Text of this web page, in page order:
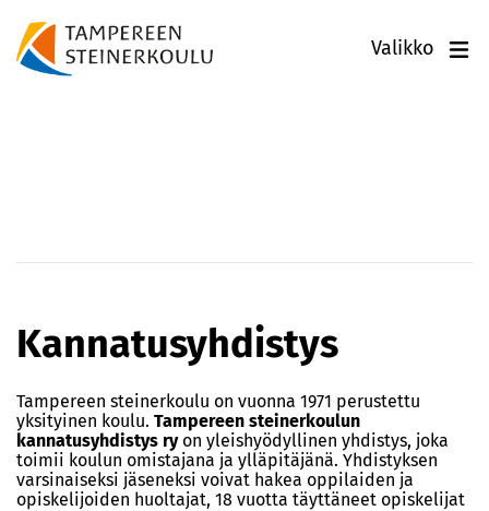
Valikko
Kannatusyhdistys
Tampereen steinerkoulu on vuonna 1971 perustettu
yksityinen koulu. Tampereen steinerkoulun
kannatusyhdistys ryon yleishyödyllinen yhdistys, joka
toimii koulun omistajana ja ylläpitäjänä. Yhdistyksen
varsinaiseksi jäseneksi voivat hakea oppilaiden ja
opiskelijoiden huoltajat, 18 vuotta täyttäneet opiskelijat